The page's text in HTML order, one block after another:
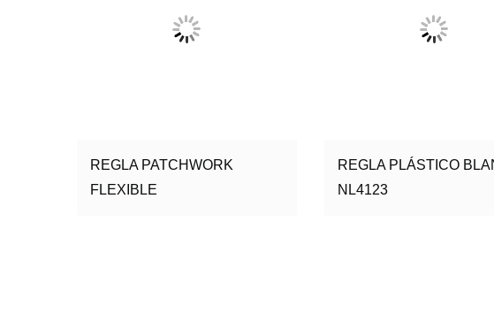
REGLA PATCHWORK
FLEXIBLE
REGLA PLÁSTICO
NL4123